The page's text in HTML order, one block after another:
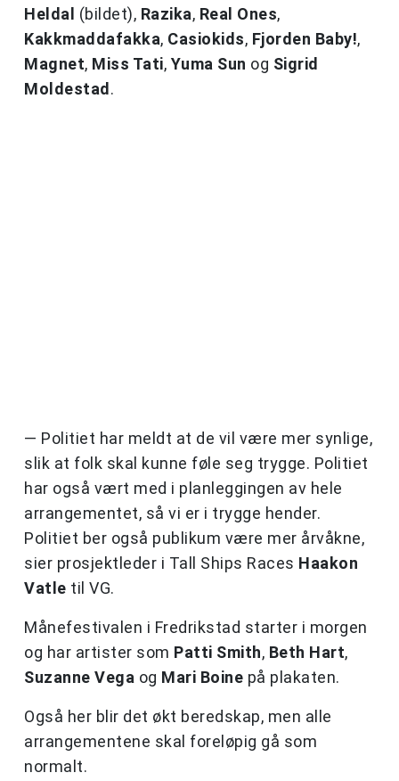
Heldal
(bildet), Razika, Real Ones,
Kakkmaddafakka, Casiokids, Fjorden Baby!,
Magnet, Miss Tati, Yuma Sun og Sigrid
Moldestad .
— Politiet har meldt at de vil være mer synlige,
slik at folk skal kunne føle seg trygge. Politiet
har også vært med i planleggingen av hele
arrangementet, så vi er i trygge hender.
Politiet ber også publikum være mer årvåkne,
sier prosjektleder i Tall Ships Races Haakon
Vatle til VG.
Månefestivalen i Fredrikstad starter i morgen
og har artister som Patti Smith, Beth Hart,
Suzanne Vega og Mari Boine på plakaten.
Også her blir det økt beredskap, men alle
arrangementene skal foreløpig gå som
normalt.